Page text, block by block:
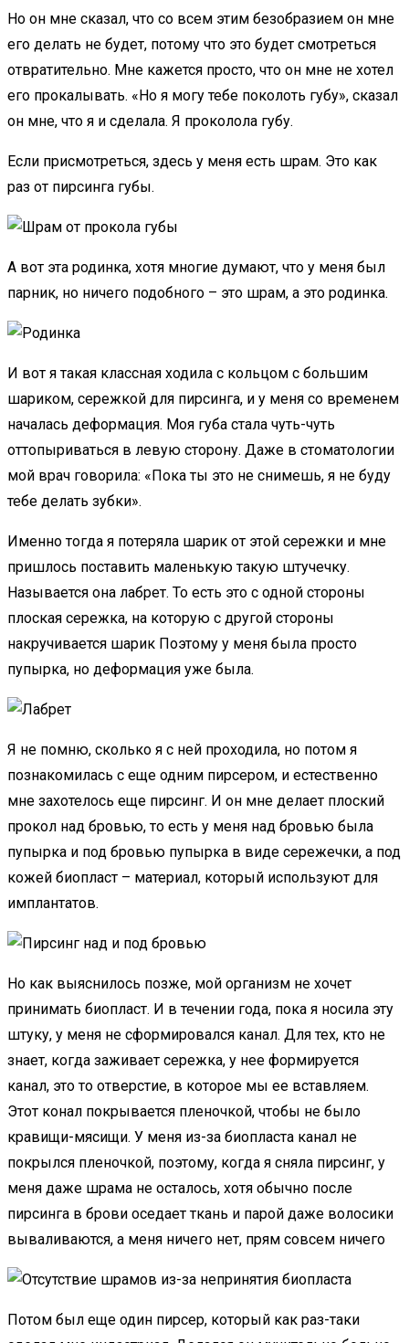
Но он мне сказал, что со всем этим безобразием он мне
его делать не будет, потому что это будет смотреться
отвратительно. Мне кажется просто, что он мне не хотел
его прокалывать. «Но я могу тебе поколоть губу», сказал
он мне, что я и сделала. Я проколола губу.
Если присмотреться, здесь у меня есть шрам. Это как
раз от пирсинга губы.
А вот эта родинка, хотя многие думают, что у меня был
парник, но ничего подобного – это шрам, а это родинка.
И вот я такая классная ходила с кольцом с большим
шариком, сережкой для пирсинга, и у меня со временем
началась деформация. Моя губа стала чуть-чуть
оттопыриваться в левую сторону. Даже в стоматологии
мой врач говорила: «Пока ты это не снимешь, я не буду
тебе делать зубки».
Именно тогда я потеряла шарик от этой сережки и мне
пришлось поставить маленькую такую штучечку.
Называется она лабрет. То есть это с одной стороны
плоская сережка, на которую с другой стороны
накручивается шарик Поэтому у меня была просто
пупырка, но деформация уже была.
Я не помню, сколько я с ней проходила, но потом я
познакомилась с еще одним пирсером, и естественно
мне захотелось еще пирсинг. И он мне делает плоский
прокол над бровью, то есть у меня над бровью была
пупырка и под бровью пупырка в виде сережечки, а под
кожей биопласт – материал, который используют для
имплантатов.
Но как выяснилось позже, мой организм не хочет
принимать биопласт. И в течении года, пока я носила эту
штуку, у меня не сформировался канал. Для тех, кто не
знает, когда заживает сережка, у нее формируется
канал, это то отверстие, в которое мы ее вставляем.
Этот конал покрывается пленочкой, чтобы не было
кравищи-мясищи. У меня из-за биопласта канал не
покрылся пленочкой, поэтому, когда я сняла пирсинг, у
меня даже шрама не осталось, хотя обычно после
пирсинга в брови оседает ткань и парой даже волосики
вываливаются, а меня ничего нет, прям совсем ничего
Потом был еще один пирсер, который как раз-таки